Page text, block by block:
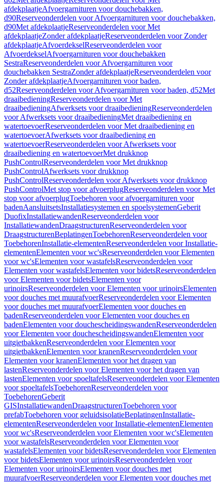
afdekplaatjeAfvoergarnituren voor douchebakken,
d90Reserveonderdelen voor Afvoergarnituren voor douchebakken,
d90Met afdekplaatjeReserveonderdelen voor Met
afdekplaatjeZonder afdekplaatjeReserveonderdelen voor Zonder
afdekplaatjeAfvoerdekselReserveonderdelen voor
AfvoerdekselAfvoergarnituren voor douchebakken
SestraReserveonderdelen voor Afvoergarnituren voor
douchebakken SestraZonder afdekplaatjeReserveonderdelen voor
Zonder afdekplaatjeAfvoergarnituren voor baden,
d52Reserveonderdelen voor Afvoergarnituren voor baden, d52Met
draaibedieningReserveonderdelen voor Met
draaibedieningAfwerksets voor draaibedieningReserveonderdelen
voor Afwerksets voor draaibedieningMet draaibediening en
watertoevoerReserveonderdelen voor Met draaibediening en
watertoevoerAfwerksets voor draaibediening en
watertoevoerReserveonderdelen voor Afwerksets voor
draaibediening en watertoevoerMet drukknop
PushControlReserveonderdelen voor Met drukknop
PushControlAfwerksets voor drukknop
PushControlReserveonderdelen voor Afwerksets voor drukknop
PushControlMet stop voor afvoerplugReserveonderdelen voor Met
stop voor afvoerplugToebehoren voor afvoergarnituren voor
badenAansluitsetsInstallatiesystemen en spoelsystemenGeberit
DuofixInstallatiewandenReserveonderdelen voor
InstallatiewandenDraagstructurenReserveonderdelen voor
DraagstructurenBeplatingenToebehorenReserveonderdelen voor
ToebehorenInstallatie-elementenReserveonderdelen voor Installatie-
elementenElementen voor wc'sReserveonderdelen voor Elementen
voor wc'sElementen voor wastafelsReserveonderdelen voor
Elementen voor wastafelsElementen voor bidetsReserveonderdelen
voor Elementen voor bidetsElementen voor
urinoirsReserveonderdelen voor Elementen voor urinoirsElementen
voor douches met muurafvoerReserveonderdelen voor Elementen
voor douches met muurafvoerElementen voor douches en
badenReserveonderdelen voor Elementen voor douches en
badenElementen voor douchescheidingswandenReserveonderdelen
voor Elementen voor douchescheidingswandenElementen voor
uitgietbakkenReserveonderdelen voor Elementen voor
uitgietbakkenElementen voor kranenReserveonderdelen voor
Elementen voor kranenElementen voor het dragen van
lastenReserveonderdelen voor Elementen voor het dragen van
lastenElementen voor spoeltafelsReserveonderdelen voor Elementen
voor spoeltafelsToebehorenReserveonderdelen voor
ToebehorenGeberit
GISInstallatiewandenDraagstructurenToebehoren voor
prefabToebehoren voor geluidsisolatieBeplatingenInstallatie-
elementenReserveonderdelen voor Installatie-elementenElementen
voor wc'sReserveonderdelen voor Elementen voor wc'sElementen
voor wastafelsReserveonderdelen voor Elementen voor
wastafelsElementen voor bidetsReserveonderdelen voor Elementen
voor bidetsElementen voor urinoirsReserveonderdelen voor
Elementen voor urinoirsElementen voor douches met
muurafvoerReserveonderdelen voor Elementen voor douches met